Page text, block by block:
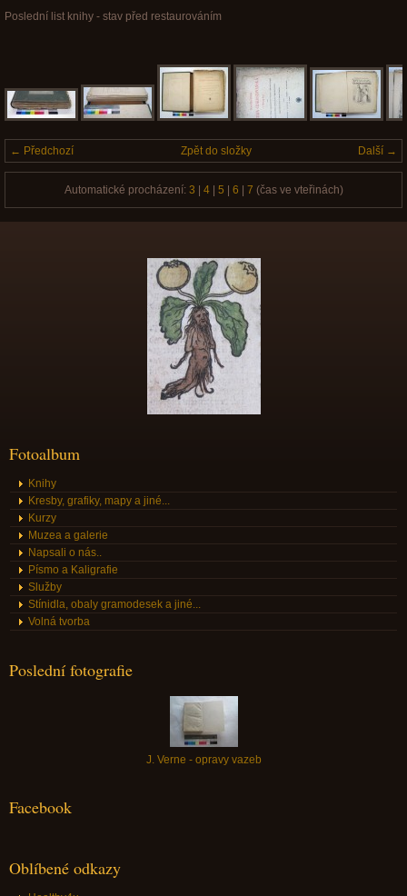
Poslední list knihy - stav před restaurováním
← Předchozí Další →
Zpět do složky
Automatické procházení: 3 4| 5 6 7 (čas ve vteřinách)
Fotoalbum
Knihy
Kresby, grafiky, mapy a jiné...
Kurzy
Muzea a galerie
Napsali o nás..
Písmo a Kaligrafie
Služby
Stínidla, obaly gramodesek a jiné...
Volná tvorba
Poslední fotografie
J. Verne - opravy vazeb
Facebook
Oblíbené odkazy